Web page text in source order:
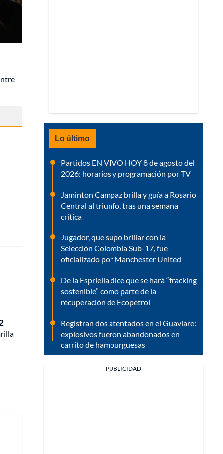
Lo último
Partidos EN VIVO HOY 8 de agosto del
2026: horarios y programación por TV
Jaminton Campaz brilla y guía a Rosario
Central al triunfo, tras una semana
crítica
Jugador, que supo brillar con la
Selección Colombia Sub-17, fue
oficializado por Manchester United
De la Espriella dice que se hará “fracking
sostenible” como parte de la
recuperación de Ecopetrol
Registran dos atentados en el Guaviare:
explosivos fueron abandonados en
carrito de hamburguesas
PUBLICIDAD